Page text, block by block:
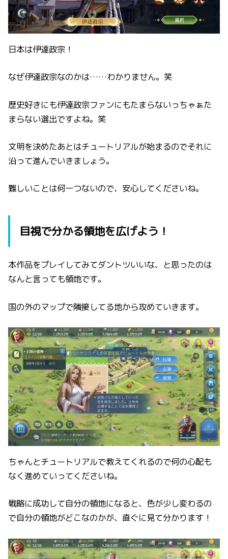
日本は伊達政宗！
なぜ伊達政宗なのかは……わかりません。笑
歴史好きにも伊達政宗ファンにもたまらないっちゃぁた
まらない選出ですよね。笑
文明を決めたあとはチュートリアルが始まるのでそれに
沿って進んでいきましょう。
難しいことは何一つないので、安心してくださいね。
目視で分かる領地を広げよう！
本作品をプレイしてみてダントツいいな、と思ったのは
なんと言っても領地です。
国の外のマップで隣接してる地から攻めていきます。
ちゃんとチュートリアルで教えてくれるので何の心配も
なく進めていってくださいね。
戦略に成功して自分の領地になると、色が少し変わるの
で自分の領地がどこなのかが、直ぐに見て分かります！